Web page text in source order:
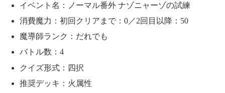
イベント名：ノーマル番外 ナゾニャーゾの試練
消費魔力：初回クリアまで：0／2回目以降：50
魔導師ランク：だれでも
バトル数：4
クイズ形式：四択
推奨デッキ：火属性